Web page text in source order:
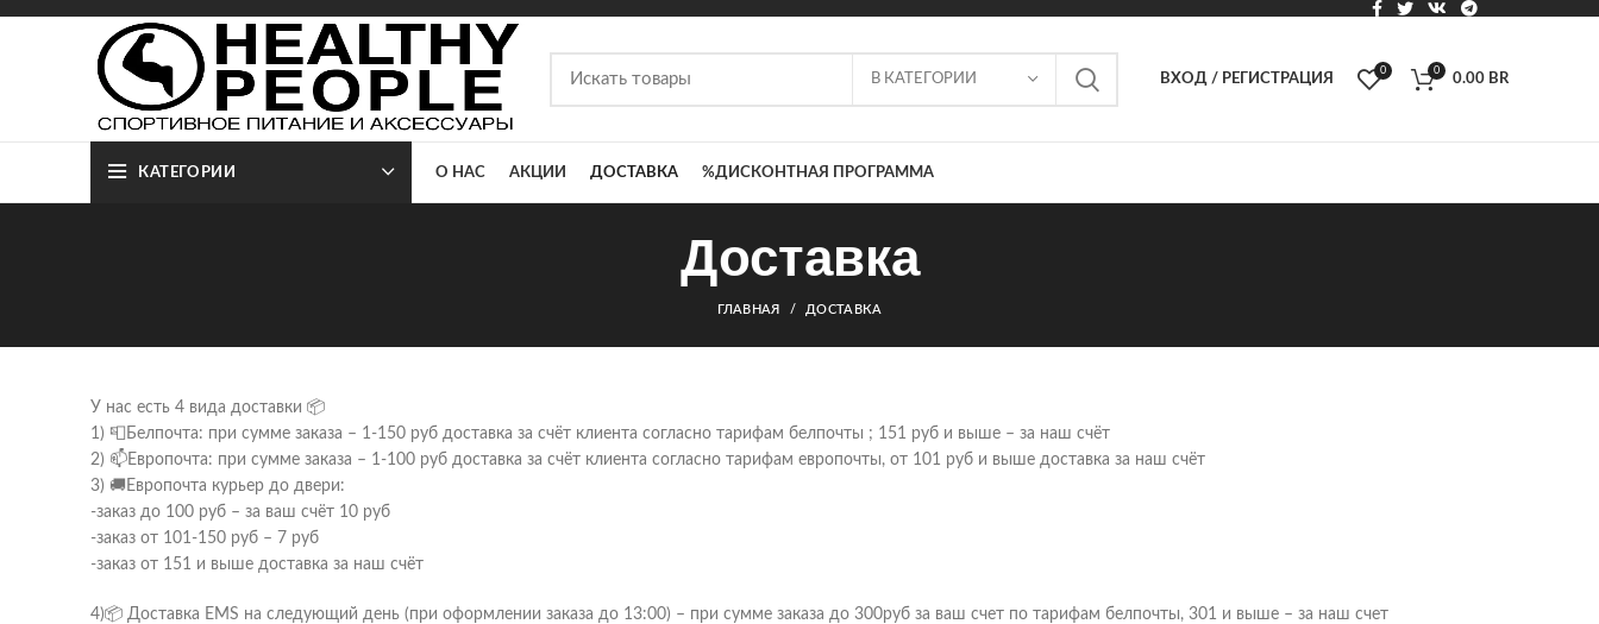
В КАТЕГОРИИ ВХОД / РЕГИСТРАЦИЯ
0 0
0.00 BR
КАТЕГОРИИ О НАС АКЦИИ ДОСТАВКА %ДИСКОНТНАЯ ПРОГРАММА
Доставка
ГЛАВНАЯ ДОСТАВКА
У нас есть 4 вида доставки 📦
1) 📮Белпочта: при сумме заказа – 1-150 руб доставка за счёт клиента согласно тарифам белпочты ; 151 руб и выше – за наш счёт
2) 📫Европочта: при сумме заказа – 1-100 руб доставка за счёт клиента согласно тарифам европочты, от 101 руб и выше доставка за наш счёт
3) 🚚Европочта курьер до двери:
-заказ до 100 руб – за ваш счёт 10 руб
-заказ от 101-150 руб – 7 руб
-заказ от 151 и выше доставка за наш счёт
4)📦 Доставка EMS на следующий день (при оформлении заказа до 13:00) – при сумме заказа до 300руб за ваш счет по тарифам белпочты, 301 и выше – за наш счет